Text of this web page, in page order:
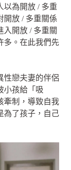
以為開放 / 多重
開放 / 多重關係
入開放 / 多重關
多。在此我們先
性戀夫妻的伴侶
小孩給「吸
牽制，導致自我
為了孩子，自己